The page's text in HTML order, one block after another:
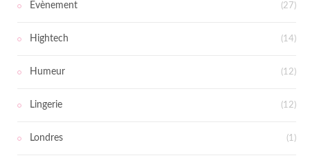
Evènement (27)
Hightech (14)
Humeur (12)
Lingerie (12)
Londres (1)